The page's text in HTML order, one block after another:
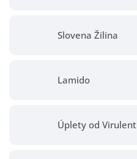
Slovena Žilina
Lamido
Úplety od Virulent